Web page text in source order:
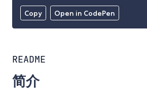
Copy Open in CodePen
README
简介